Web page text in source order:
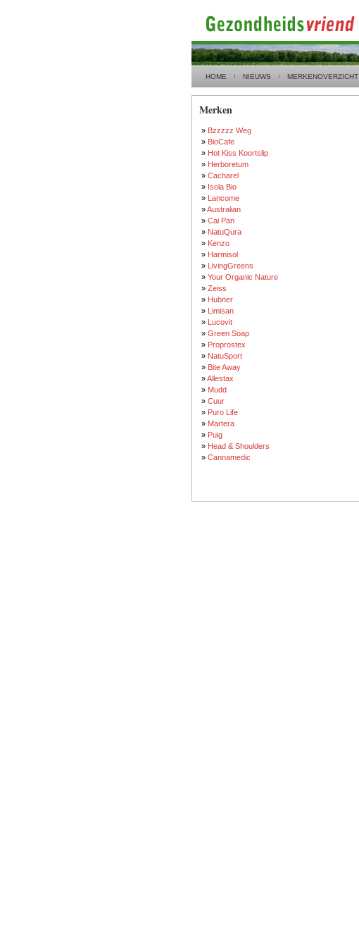
HOME NIEUWS MERKENOVERZICHT
Merken
» Bzzzzz Weg
» BioCafe
» Hot Kiss Koortslip
» Herboretum
» Cacharel
» Isola Bio
» Lancome
»Australian
» Cai Pan
» NatuQura
» Kenzo
» Harmisol
» LivingGreens
» Your Organic Nature
» Zeiss
» Hubner
» Limisan
» Lucovit
» Green Soap
» Proprostex
» NatuSport
» Bite Away
»Allestax
» Mudd
» Cuur
» Puro Life
» Martera
» Puig
» Head & Shoulders
» Cannamedic